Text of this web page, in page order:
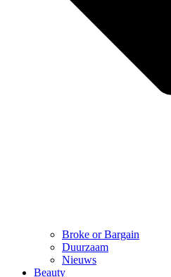
Broke or Bargain
Duurzaam
Nieuws
Beauty